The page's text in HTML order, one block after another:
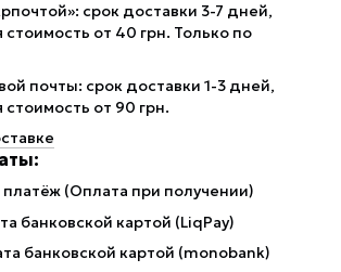
срок доставки 3-7 дней,
от 40 грн. Только по
почты: срок доставки 1-3 дней,
от 90 грн.
(Оплата при получении)
банковской картой (LiqPay)
банковской картой (monobank)